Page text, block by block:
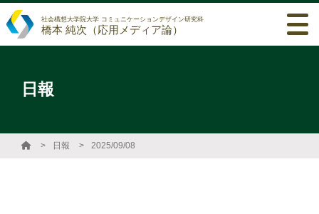
社会構想大学院大学 コミュニケーションデザイン研究科
橋本 純次（応用メディア論）
日報
日報 2025/09/08